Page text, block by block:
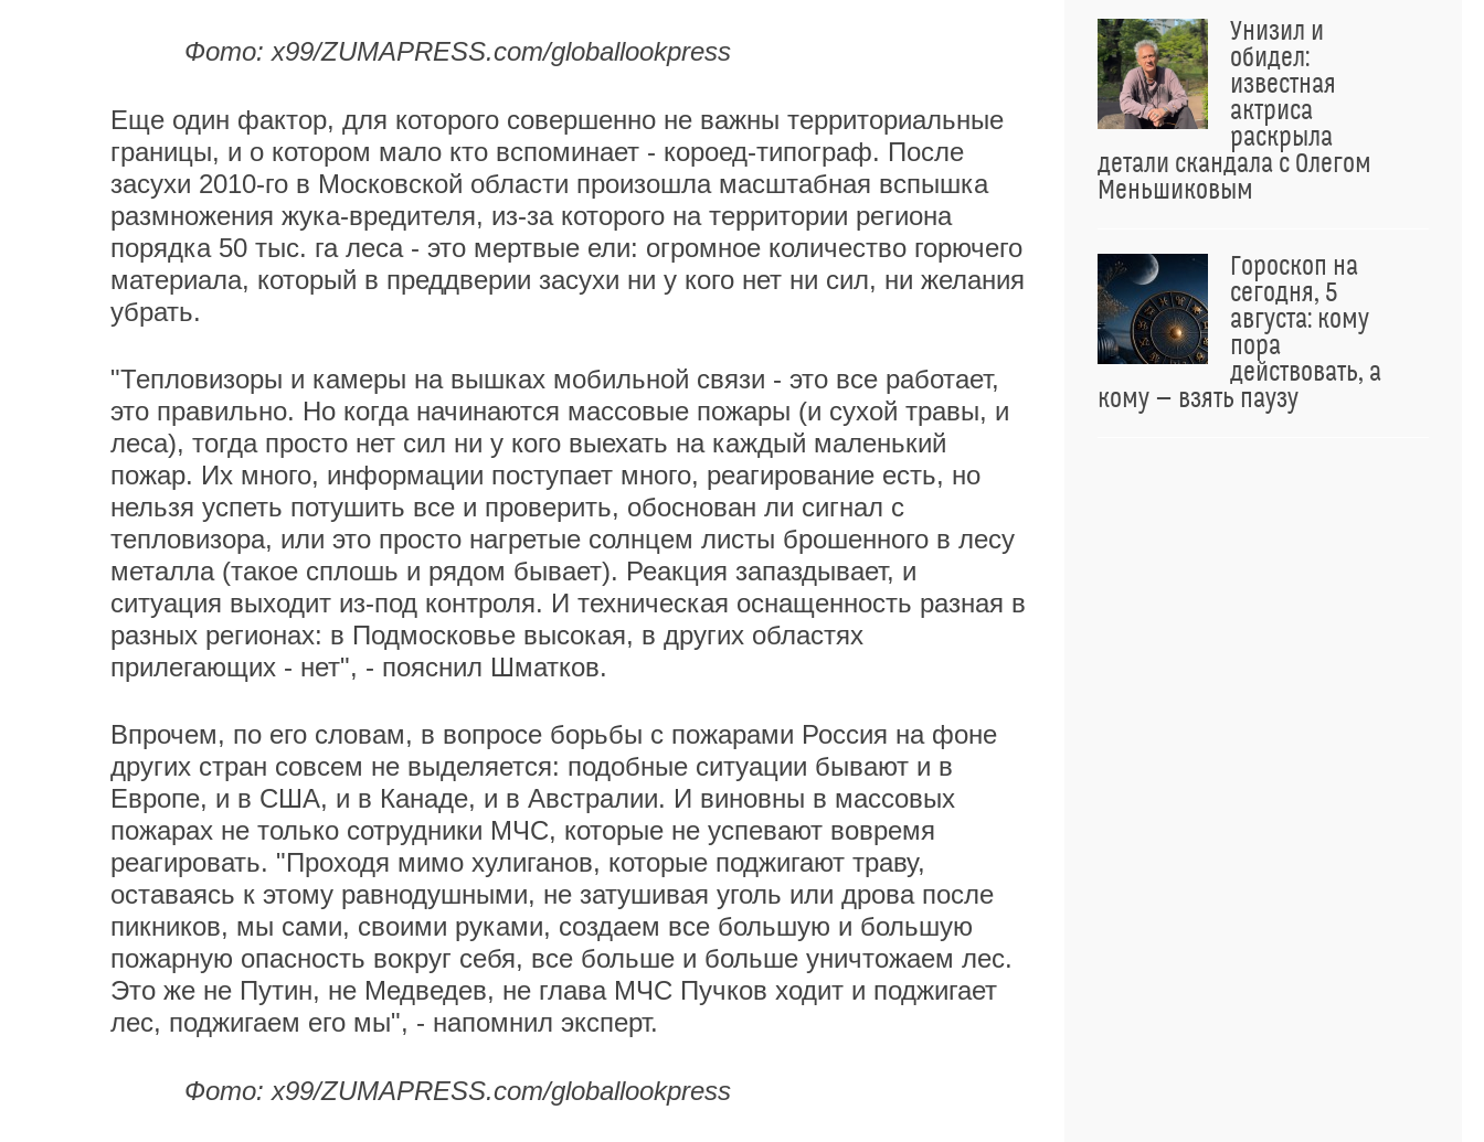
Фото: x99/ZUMAPRESS.com/globallookpress
Еще один фактор, для которого совершенно не важны территориальные
границы, и о котором мало кто вспоминает - короед-типограф. После
засухи 2010-го в Московской области произошла масштабная вспышка
размножения жука-вредителя, из-за которого на территории региона
порядка 50 тыс. га леса - это мертвые ели: огромное количество горючего
материала, который в преддверии засухи ни у кого нет ни сил, ни желания
убрать.
"Тепловизоры и камеры на вышках мобильной связи - это все работает,
это правильно. Но когда начинаются массовые пожары (и сухой травы, и
леса), тогда просто нет сил ни у кого выехать на каждый маленький
пожар. Их много, информации поступает много, реагирование есть, но
нельзя успеть потушить все и проверить, обоснован ли сигнал с
тепловизора, или это просто нагретые солнцем листы брошенного в лесу
металла (такое сплошь и рядом бывает). Реакция запаздывает, и
ситуация выходит из-под контроля. И техническая оснащенность разная в
разных регионах: в Подмосковье высокая, в других областях
прилегающих - нет", - пояснил Шматков.
Впрочем, по его словам, в вопросе борьбы с пожарами Россия на фоне
других стран совсем не выделяется: подобные ситуации бывают и в
Европе, и в США, и в Канаде, и в Австралии. И виновны в массовых
пожарах не только сотрудники МЧС, которые не успевают вовремя
реагировать. "Проходя мимо хулиганов, которые поджигают траву,
оставаясь к этому равнодушными, не затушивая уголь или дрова после
пикников, мы сами, своими руками, создаем все большую и большую
пожарную опасность вокруг себя, все больше и больше уничтожаем лес.
Это же не Путин, не Медведев, не глава МЧС Пучков ходит и поджигает
лес, поджигаем его мы", - напомнил эксперт.
Фото: x99/ZUMAPRESS.com/globallookpress
Унизил и
обидел:
известная
актриса
раскрыла
детали скандала с Олегом
Меньшиковым
Гороскоп на
сегодня, 5
августа: кому
пора
действовать, а
кому — взять паузу